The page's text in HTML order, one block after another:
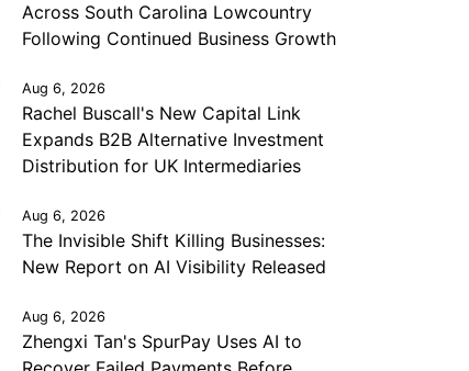
Across South Carolina Lowcountry
Following Continued Business Growth
Aug 6, 2026
Rachel Buscall's New Capital Link
Expands B2B Alternative Investment
Distribution for UK Intermediaries
Aug 6, 2026
The Invisible Shift Killing Businesses:
New Report on AI Visibility Released
Aug 6, 2026
Zhengxi Tan's SpurPay Uses AI to